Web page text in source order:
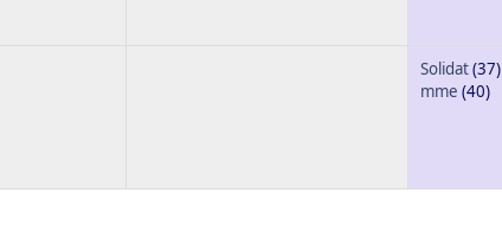
Solidat(37)
mme (40)